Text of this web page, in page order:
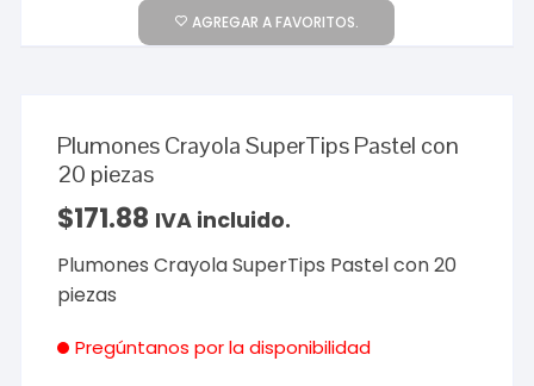
AGREGAR A FAVORITOS.
Plumones Crayola SuperTips Pastel con
20 piezas
$171.88 IVA incluido.
Plumones Crayola SuperTips Pastel con 20
piezas
Pregúntanos por la disponibilidad